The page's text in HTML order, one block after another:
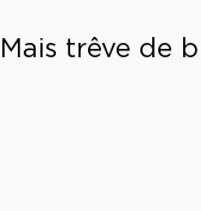
Mais trêve de